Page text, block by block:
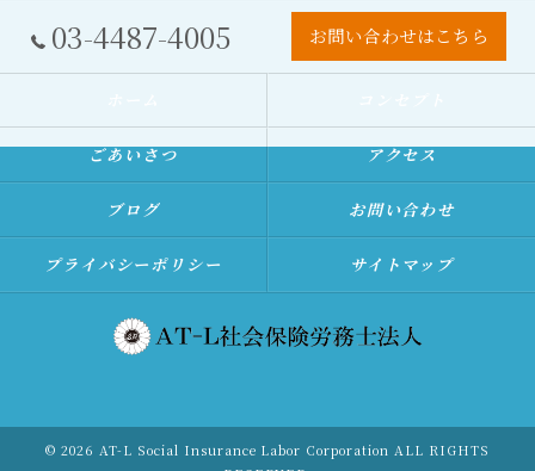
03-4487-4005 お問い合わせはこちら
ごあいさつ アクセス
ブログ お問い合わせ
プライバシーポリシー サイトマップ
© 2026 AT-L Social Insurance Labor Corporation ALL RIGHTS